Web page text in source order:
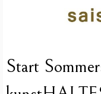
Start